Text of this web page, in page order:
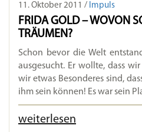
11. Oktober 2011 / Impuls
FRIDA GOLD – WOVON
TRÄUMEN?
Schon bevor die Welt
ausgesucht. Er wollte, dass
wir etwas Besonderes sind,
ihm sein können! Es war sein
weiterlesen